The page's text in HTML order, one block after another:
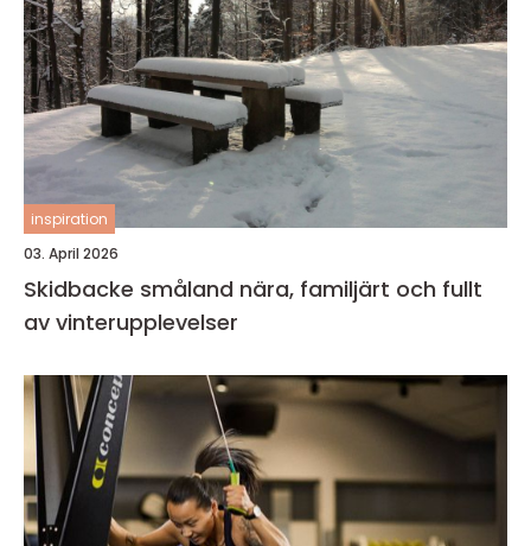
inspiration
03. April 2026
Skidbacke småland nära, familjärt och fullt
av vinterupplevelser